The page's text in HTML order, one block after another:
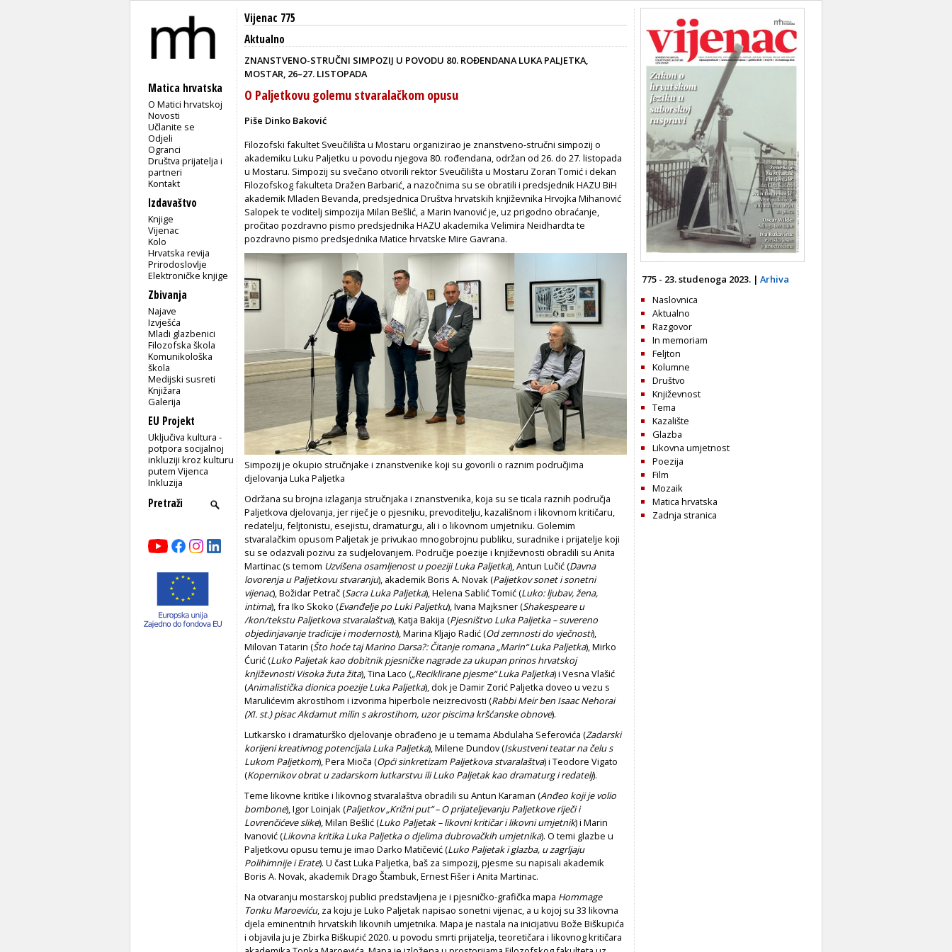
Matica hrvatska
O Matici hrvatskoj
Novosti
Učlanite se
Odjeli
Ogranci
Društva prijatelja i
partneri
Kontakt
Izdavaštvo
Knjige
Vijenac
Kolo
Hrvatska revija
Prirodoslovlje
Elektroničke knjige
Zbivanja
Najave
Izvješća
Mladi glazbenici
Filozofska škola
Komunikološka
škola
Medijski susreti
Knjižara
Galerija
EU Projekt
Uključiva kultura -
potpora socijalnoj
inkluziji kroz kulturu
putem Vijenca
Inkluzija
Vijenac 775
Aktualno
ZNANSTVENO-STRUČNI SIMPOZIJ U POVODU 80. ROĐENDANA LUKA PALJETKA,
MOSTAR, 26–27. LISTOPADA
O Paljetkovu golemu stvaralačkom opusu
Piše Dinko Baković
Filozofski fakultet Sveučilišta u Mostaru organizirao je znanstveno-stručni simpozij o
akademiku Luku Paljetku u povodu njegova 80. rođendana, održan od 26. do 27. listopada
u Mostaru. Simpozij su svečano otvorili rektor Sveučilišta u Mostaru Zoran Tomić i dekan
Filozofskog fakulteta Dražen Barbarić, a nazočnima su se obratili i predsjednik HAZU BiH
akademik Mladen Bevanda, predsjednica Društva hrvatskih književnika Hrvojka Mihanović
Salopek te voditelj simpozija Milan Bešlić, a Marin Ivanović je, uz prigodno obraćanje,
pročitao pozdravno pismo predsjednika HAZU akademika Velimira Neidhardta te
pozdravno pismo predsjednika Matice hrvatske Mire Gavrana.
Simpozij je okupio stručnjake i znanstvenike koji su govorili o raznim područjima
djelovanja Luka Paljetka
Održana su brojna izlaganja stručnjaka i znanstvenika, koja su se ticala raznih područja
Paljetkova djelovanja, jer riječ je o pjesniku, prevoditelju, kazališnom i likovnom kritičaru,
redatelju, feljtonistu, esejistu, dramaturgu, ali i o likovnom umjetniku. Golemim
stvaralačkim opusom Paljetak je privukao mnogobrojnu publiku, suradnike i prijatelje koji
su se odazvali pozivu za sudjelovanjem. Područje poezije i književnosti obradili su Anita
Martinac (s temom Uzvišena osamljenost u poeziji Luka Paljetka), Antun Lučić (Davna
lovorenja u Paljetkovu stvaranju), akademik Boris A. Novak (Paljetkov sonet i sonetni
vijenac), Božidar Petrač (Sacra Luka Paljetka), Helena Sablić Tomić (Luko: ljubav, žena,
intima), fra Iko Skoko (Evanđelje po Luki Paljetku), Ivana Majksner (Shakespeare u
/kon/tekstu Paljetkova stvaralaštva), Katja Bakija (Pjesništvo Luka Paljetka – suvereno
objedinjavanje tradicije i modernosti), Marina Kljajo Radić (Od zemnosti do vječnosti),
Milovan Tatarin (Što hoće taj Marino Darsa?: Čitanje romana „Marin“ Luka Paljetka), Mirko
Ćurić (Luko Paljetak kao dobitnik pjesničke nagrade za ukupan prinos hrvatskoj
književnosti Visoka žuta žita), Tina Laco („Reciklirane pjesme“ Luka Paljetka) i Vesna Vlašić
(Animalistička dionica poezije Luka Paljetka), dok je Damir Zorić Paljetka doveo u vezu s
Marulićevim akrostihom i izvorima hiperbole neizrecivosti (Rabbi Meir ben Isaac Nehorai
(XI. st.) pisac Akdamut milin s akrostihom, uzor piscima kršćanske obnove).
Lutkarsko i dramaturško djelovanje obrađeno je u temama Abdulaha Seferovića (Zadarski
korijeni kreativnog potencijala Luka Paljetka), Milene Dundov (Iskustveni teatar na čelu s
Lukom Paljetkom), Pera Mioča (Opći sinkretizam Paljetkova stvaralaštva) i Teodore Vigato
(Kopernikov obrat u zadarskom lutkarstvu ili Luko Paljetak kao dramaturg i redatelj).
Teme likovne kritike i likovnog stvaralaštva obradili su Antun Karaman (Anđeo koji je volio
bombone), Igor Loinjak (Paljetkov „Križni put“ – O prijateljevanju Paljetkove riječi i
Lovrenčićeve slike), Milan Bešlić (Luko Paljetak – likovni kritičar i likovni umjetnik) i Marin
Ivanović (Likovna kritika Luka Paljetka o djelima dubrovačkih umjetnika). O temi glazbe u
Paljetkovu opusu temu je imao Darko Matičević (Luko Paljetak i glazba, u zagrljaju
Polihimnije i Erate). U čast Luka Paljetka, baš za simpozij, pjesme su napisali akademik
Boris A. Novak, akademik Drago Štambuk, Ernest Fišer i Anita Martinac.
Na otvaranju mostarskoj publici predstavljena je i pjesničko-grafička mapa Hommage
Tonku Maroeviću, za koju je Luko Paljetak napisao sonetni vijenac, a u kojoj su 33 likovna
djela eminentnih hrvatskih likovnih umjetnika. Mapa je nastala na inicijativu Bože Biškupića
i objavila ju je Zbirka Biškupić 2020. u povodu smrti prijatelja, teoretičara i likovnog kritičara
775 - 23. studenoga 2023. | Arhiva
Naslovnica
Aktualno
Razgovor
In memoriam
Feljton
Kolumne
Društvo
Književnost
Tema
Kazalište
Glazba
Likovna umjetnost
Poezija
Film
Mozaik
Matica hrvatska
Zadnja stranica